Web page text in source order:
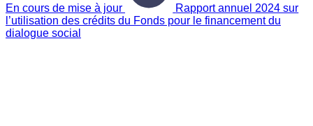
En cours de mise à jour
Rapport annuel 2024 sur
l’utilisation des crédits du Fonds pour le financement du
dialogue social